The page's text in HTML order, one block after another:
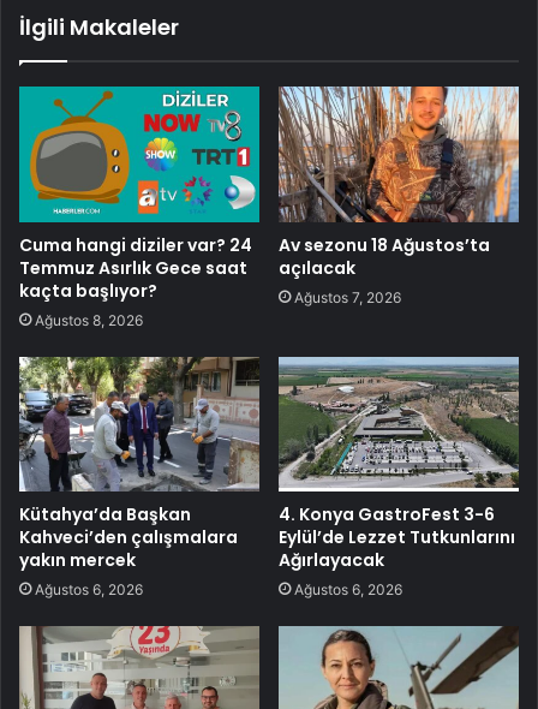
İlgili Makaleler
Cuma hangi diziler var? 24
Temmuz Asırlık Gece saat
kaçta başlıyor?
Ağustos 8, 2026
Av sezonu 18 Ağustos’ta
açılacak
Ağustos 7, 2026
Kütahya’da Başkan
Kahveci’den çalışmalara
yakın mercek
Ağustos 6, 2026
4. Konya GastroFest 3-6
Eylül’de Lezzet Tutkunlarını
Ağırlayacak
Ağustos 6, 2026